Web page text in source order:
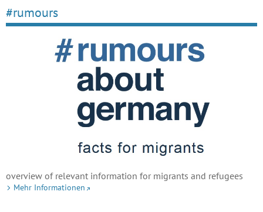
#rumours
overview of relevant information for migrants and refugees
Mehr Informationen